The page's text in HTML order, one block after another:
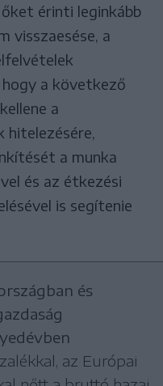
érinti leginkább
visszaesése, a
a következő
a
hitelezésére,
a munka
és az étkezési
is segítenie
és
az Európai